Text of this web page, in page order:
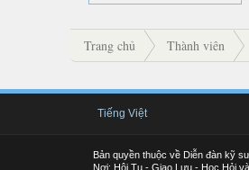
Trang chủ Thành viên
Tiếng Việt
Bản quyền thuộc về Diễn đàn kỹ
Nơi: Hội Tụ - Giao Lưu - Học Hỏi